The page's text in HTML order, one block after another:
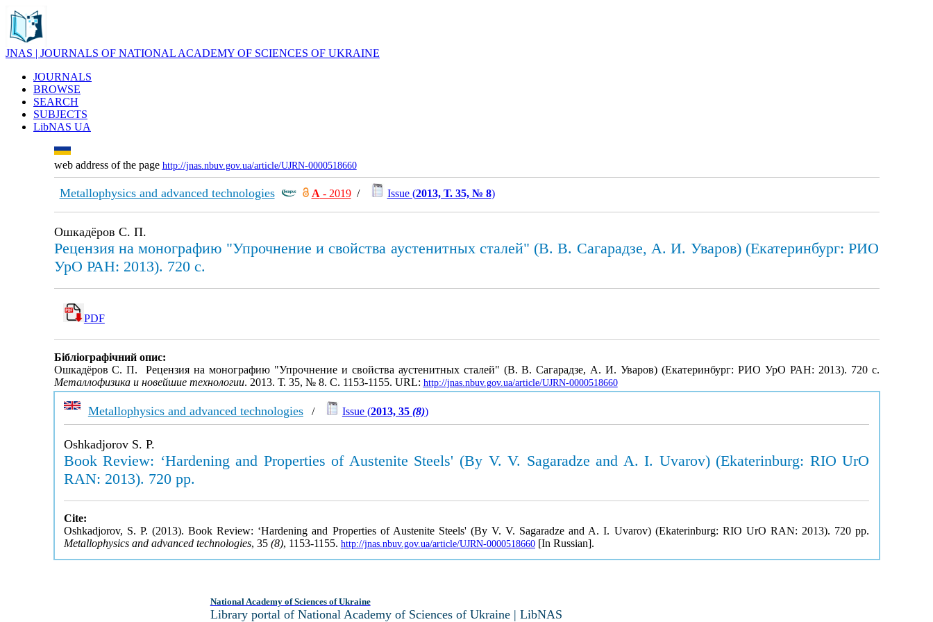
JNAS | JOURNALS OF NATIONAL ACADEMY OF SCIENCES OF UKRAINE
JOURNALS
BROWSE
SEARCH
SUBJECTS
LibNAS UA
web address of the page http://jnas.nbuv.gov.ua/article/UJRN-0000518660
Metallophysics and advanced technologies А - 2019/ Issue (2013, Т. 35, № 8)
Ошкадёров С. П.
Рецензия на монографию "Упрочнение и свойства аустенитных сталей" (В. В. Сагарадзе, А. И. Уваров) (Екатеринбург: РИО
УрО РАН: 2013). 720 с.
PDF
Бібліографічний опис:
Ошкадёров С. П. Рецензия на монографию "Упрочнение и свойства аустенитных сталей" (В. В. Сагарадзе, А. И. Уваров) (Екатеринбург: РИО УрО РАН: 2013). 720 с.
Металлофизика и новейшие технологии. 2013. Т. 35, № 8. С. 1153-1155. URL: http://jnas.nbuv.gov.ua/article/UJRN-0000518660
Metallophysics and advanced technologies/ Issue (2013, 35 (8))
Oshkadjorov S. P.
Book Review: ‘Hardening and Properties of Austenite Steels' (By V. V. Sagaradze and A. I. Uvarov) (Ekaterinburg: RIO UrO
RAN: 2013). 720 pp.
Cite:
Oshkadjorov, S. P. (2013). Book Review: ‘Hardening and Properties of Austenite Steels' (By V. V. Sagaradze and A. I. Uvarov) (Ekaterinburg: RIO UrO RAN: 2013). 720 pp.
Metallophysics and advanced technologies, 35 (8), 1153-1155. http://jnas.nbuv.gov.ua/article/UJRN-0000518660[In Russian].
National Academy of Sciences of Ukraine
Library portal of National Academy of Sciences of Ukraine | LibNAS